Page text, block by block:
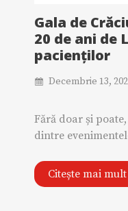
Gala de
20 de ani de
pacienților
Decembrie 13,
Fără doar și
dintre
Citește mai mult